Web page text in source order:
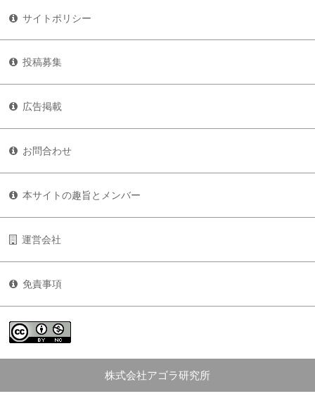
サイトポリシー
投稿募集
広告掲載
お問合わせ
本サイトの趣旨とメンバー
運営会社
免責事項
株式会社アゴラ研究所